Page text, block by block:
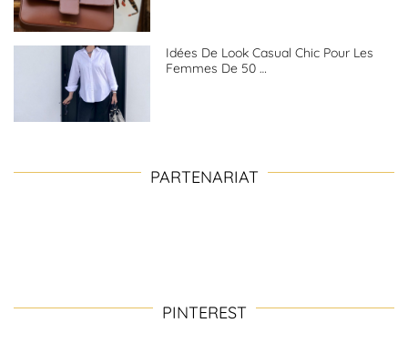
Idées De Look Casual Chic Pour Les
Femmes De 50 …
PARTENARIAT
PINTEREST